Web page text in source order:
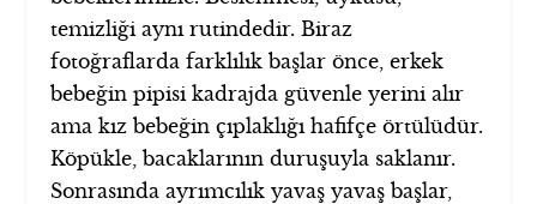
temizliği aynı rutindedir. Biraz
fotoğraflarda farklılık başlar önce, erkek
bebeğin pipisi kadrajda güvenle yerini alır
ama kız bebeğin çıplaklığı hafifçe örtülüdür.
Köpükle, bacaklarının duruşuyla saklanır.
Sonrasında ayrımcılık yavaş yavaş başlar,